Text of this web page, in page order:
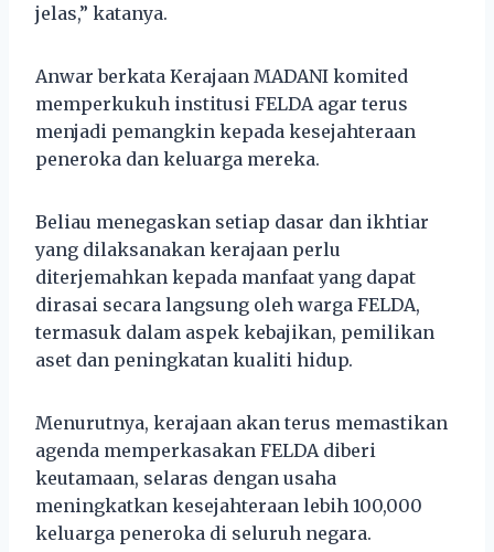
jelas,” katanya.
Anwar berkata Kerajaan MADANI komited
memperkukuh institusi FELDA agar terus
menjadi pemangkin kepada kesejahteraan
peneroka dan keluarga mereka.
Beliau menegaskan setiap dasar dan ikhtiar
yang dilaksanakan kerajaan perlu
diterjemahkan kepada manfaat yang dapat
dirasai secara langsung oleh warga FELDA,
termasuk dalam aspek kebajikan, pemilikan
aset dan peningkatan kualiti hidup.
Menurutnya, kerajaan akan terus memastikan
agenda memperkasakan FELDA diberi
keutamaan, selaras dengan usaha
meningkatkan kesejahteraan lebih 100,000
keluarga peneroka di seluruh negara.